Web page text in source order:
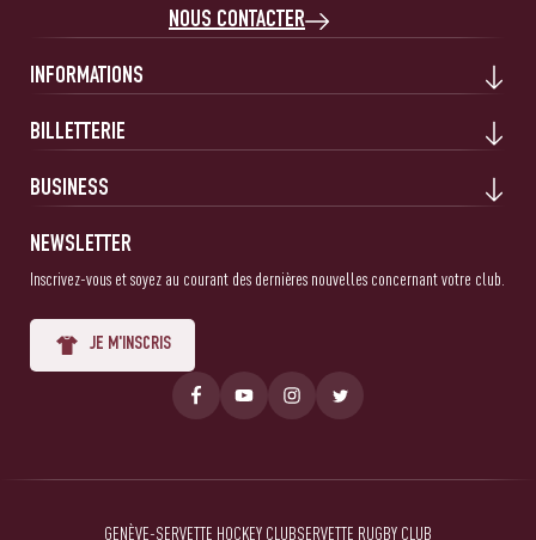
NOUS CONTACTER
INFORMATIONS
BILLETTERIE
BUSINESS
NEWSLETTER
Inscrivez-vous et soyez au courant des dernières nouvelles concernant votre club.
JE M'INSCRIS
GENÈVE-SERVETTE HOCKEY CLUBSERVETTE RUGBY CLUB